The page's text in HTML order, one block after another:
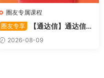
圈友专属课程
圈友专享
【通达信】通达信
〖踏浪而行〗副图指标 用筹码
和MACD捕捉市场的节奏 源码
2026-08-09